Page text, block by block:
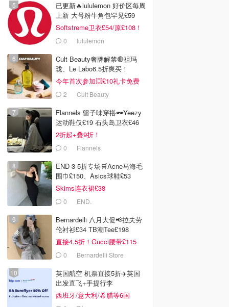
£17.00
YEPODA The
樱桃籽神经
£70.00
P.Louise 唇油礼盒 10支
高光保湿
已更新🔥lululemon 好价区每周
上新 大号粉牛角包罕见£59
Softstreme卫衣£54/原£108！
0 lululemon
Cult Beauty奢牌解禁🔴祖玛
珑、Le Labo6.5折爽买！
今年首次参加💥£10礼卡免费
拿 2 Cult Beauty
Flannels 留子味穿搭🕶️Yeezy
运动鞋仅£19 石头岛卫衣£46
2折起+叠9折！
0 Flannels
END 3-5折专场🛒Acne马海毛
围巾£150、Asics球鞋£53
Skims连衣裙£38
0 END.
Bernardelli 八月大促📢拉夫劳
伦衬衫£34 TB潮Tee£198
直接4.5折！Gucci腰带£115
0 Bernardelli Store
英国航空 机票直接5折✈️英国
出发直飞+手提行李
西班牙/意大利/希腊等6国